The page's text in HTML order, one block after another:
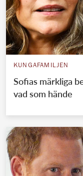
KUNGAFAMILJEN
Sofias märkliga
vad som hände